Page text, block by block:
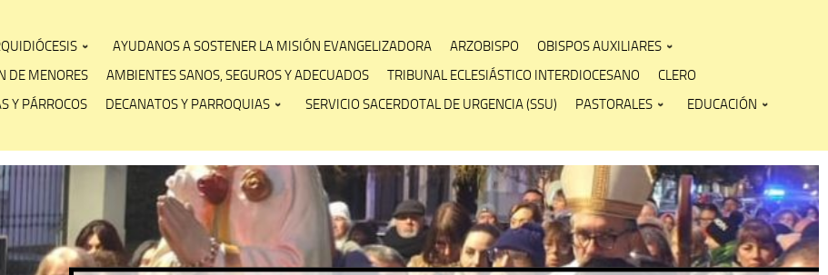
AYUDANOS A SOSTENER LA MISIÓN EVANGELIZADORA ARZOBISPO
OBISPOS AUXILIARES
DE MENORES
AMBIENTES SANOS, SEGUROS Y ADECUADOS TRIBUNAL ECLESIÁSTICO INTERDIOCESANO
CLERO
Y PÁRROCOS
DECANATOS Y PARROQUIAS SERVICIO SACERDOTAL DE URGENCIA (SSU) PASTORALES EDUCACIÓN